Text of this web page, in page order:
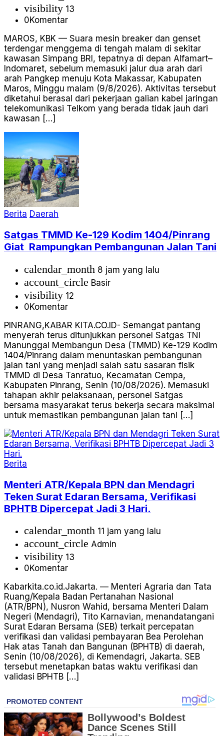
visibility 13
0Komentar
MAROS, KBK — Suara mesin breaker dan genset
terdengar menggema di tengah malam di sekitar
kawasan Simpang BRI, tepatnya di depan Alfamart–
Indomaret, sebelum memasuki jalur dua arah dari
arah Pangkep menuju Kota Makassar, Kabupaten
Maros, Minggu malam (9/8/2026). Aktivitas tersebut
diketahui berasal dari pekerjaan galian kabel jaringan
telekomunikasi Telkom yang berada tidak jauh dari
kawasan […]
Berita Daerah
Satgas TMMD Ke-129 Kodim 1404/Pinrang
Giat Rampungkan Pembangunan Jalan Tani
calendar_month 8 jam yang lalu
account_circle Basir
visibility 12
0Komentar
PINRANG,KABAR KITA.CO.ID- Semangat pantang
menyerah terus ditunjukkan personel Satgas TNI
Manunggal Membangun Desa (TMMD) Ke-129 Kodim
1404/Pinrang dalam menuntaskan pembangunan
jalan tani yang menjadi salah satu sasaran fisik
TMMD di Desa Tanratuo, Kecamatan Cempa,
Kabupaten Pinrang, Senin (10/08/2026). Memasuki
tahapan akhir pelaksanaan, personel Satgas
bersama masyarakat terus bekerja secara maksimal
untuk memastikan pembangunan jalan tani […]
Berita
Menteri ATR/Kepala BPN dan Mendagri
Teken Surat Edaran Bersama, Verifikasi
BPHTB Dipercepat Jadi 3 Hari.
calendar_month 11 jam yang lalu
account_circle Admin
visibility 13
0Komentar
Kabarkita.co.id.Jakarta. — Menteri Agraria dan Tata
Ruang/Kepala Badan Pertanahan Nasional
(ATR/BPN), Nusron Wahid, bersama Menteri Dalam
Negeri (Mendagri), Tito Karnavian, menandatangani
Surat Edaran Bersama (SEB) terkait percepatan
verifikasi dan validasi pembayaran Bea Perolehan
Hak atas Tanah dan Bangunan (BPHTB) di daerah,
Senin (10/08/2026), di Kemendagri, Jakarta. SEB
tersebut menetapkan batas waktu verifikasi dan
validasi BPHTB […]